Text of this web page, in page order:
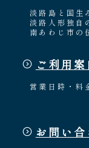
淡路島と国生
淡路人形独自
南あわじ市の
ご利用案
営業日時・料
お問い合